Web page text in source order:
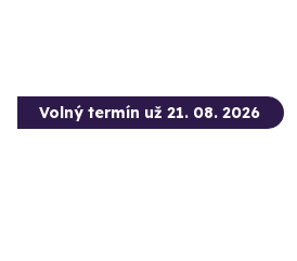
Volný termín už 21. 08. 2026